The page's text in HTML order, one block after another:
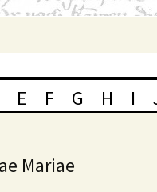
E F G H I
Mariae